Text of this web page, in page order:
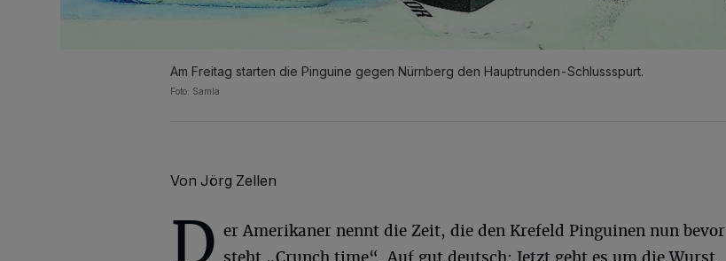
Am Freitag starten die Pinguine gegen Nürnberg den Hauptrunden-Schlussspurt.
Foto: Samla
Von Jörg Zellen
D er Amerikaner nennt die Zeit, die den Krefeld Pinguinen nun bevor